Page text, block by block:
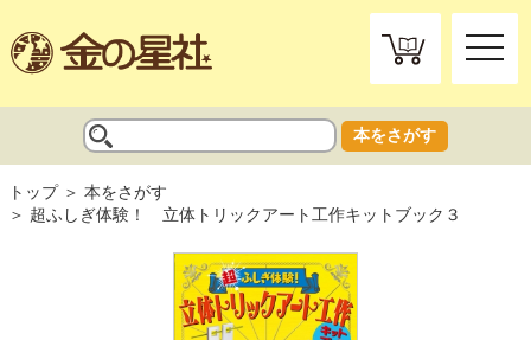
toggle
本をさがす
トップ
本をさがす
超ふしぎ体験！ 立体トリックアート工作キットブック３